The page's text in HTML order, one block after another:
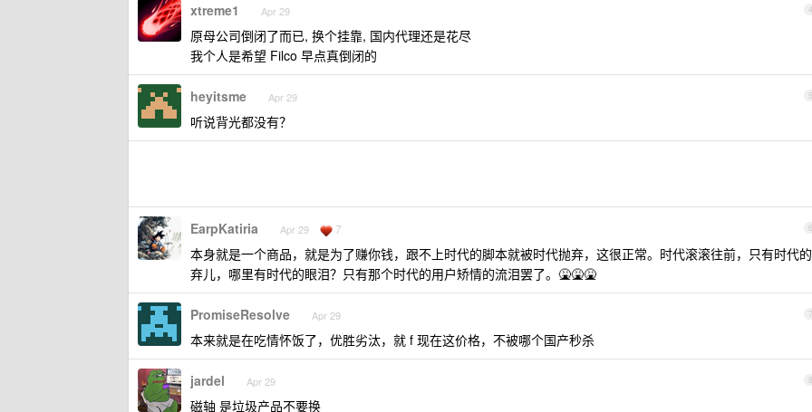
4
xtreme1 Apr 29
原母公司倒闭了而已, 换个挂靠, 国内代理还是花尽
我个人是希望 Filco 早点真倒闭的
5
heyitsme Apr 29
听说背光都没有？
6
EarpKatiria Apr 29 7
本身就是一个商品，就是为了赚你钱，跟不上时代的脚本就被时代抛弃，这很正常。时代滚滚往前，只有时代的
弃儿，哪里有时代的眼泪？只有那个时代的用户矫情的流泪罢了。🤮🤮🤮
7
PromiseResolve Apr 29
本来就是在吃情怀饭了，优胜劣汰，就 f 现在这价格，不被哪个国产秒杀
8
jardel Apr 29
磁轴 是垃圾产品不要换